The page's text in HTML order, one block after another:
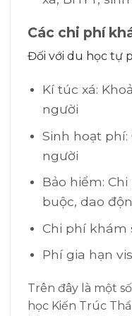
Các chi phí
Đối với du học tự
Kí túc xá:
người
Sinh hoạt
người
Bảo hiểm:
buộc, dao
Chi phí khám
Phí gia hạn
Trên đây là một
học Kiến Trúc